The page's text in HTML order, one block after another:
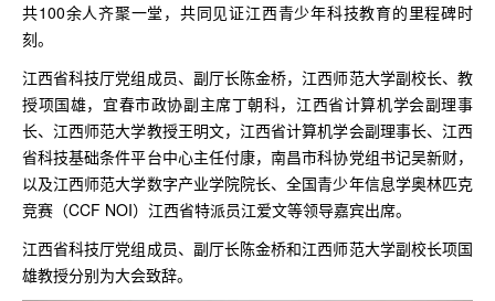
共100余人齐聚一堂，共同见证江西青少年科技教育的里程碑时
刻。
江西省科技厅党组成员、副厅长陈金桥，江西师范大学副校长、教
授项国雄，宜春市政协副主席丁朝科，江西省计算机学会副理事
长、江西师范大学教授王明文，江西省计算机学会副理事长、江西
省科技基础条件平台中心主任付康，南昌市科协党组书记吴新财，
以及江西师范大学数字产业学院院长、全国青少年信息学奥林匹克
竞赛（CCF NOI）江西省特派员江爱文等领导嘉宾出席。
江西省科技厅党组成员、副厅长陈金桥和江西师范大学副校长项国
雄教授分别为大会致辞。